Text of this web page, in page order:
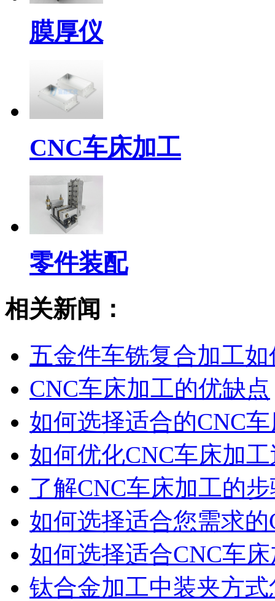
膜厚仪
CNC车床加工
零件装配
相关新闻：
五金件车铣复合加工
CNC车床加工的优缺点
如何选择适合的CNC
如何优化CNC车床加
了解CNC车床加工的
如何选择适合您需求
如何选择适合CNC车
钛合金加工中装夹方